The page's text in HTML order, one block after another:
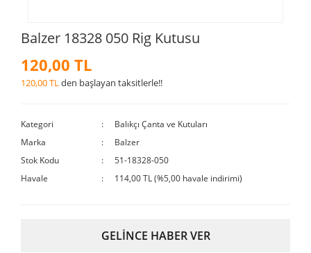
Balzer 18328 050 Rig Kutusu
120,00 TL
120,00 TLden başlayan taksitlerle!!
Kategori
Balıkçı Çanta ve Kutuları
Marka
Balzer
Stok Kodu
51-18328-050
Havale
114,00 TL (%5,00 havale indirimi)
GELİNCE HABER VER